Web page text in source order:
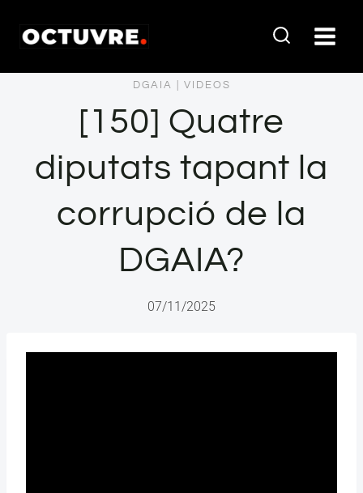
DGAIA VIDEOS
[150] Quatre
diputats tapant la
corrupció de la
DGAIA?
07/11/2025